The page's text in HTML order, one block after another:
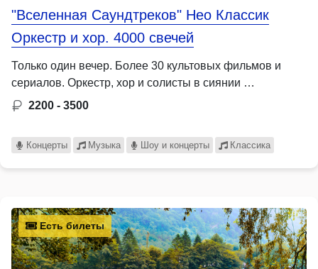
"Вселенная Саундтреков" Нео Классик
Оркестр и хор. 4000 свечей
Только один вечер. Более 30 культовых фильмов и
сериалов. Оркестр, хор и солисты в сиянии …
2200 - 3500
Концерты Музыка Шоу и концерты Классика
Есть билеты